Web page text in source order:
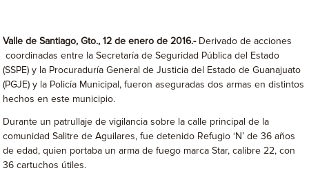
Valle de Santiago, Gto., 12 de enero de 2016.-Derivado de acciones
coordinadas entre la Secretaría de Seguridad Pública del Estado
(SSPE) y la Procuraduría General de Justicia del Estado de Guanajuato
(PGJE) y la Policía Municipal, fueron aseguradas dos armas en distintos
hechos en este municipio.
Durante un patrullaje de vigilancia sobre la calle principal de la
comunidad Salitre de Aguilares, fue detenido Refugio ‘N’ de 36 años
de edad, quien portaba un arma de fuego marca Star, calibre 22, con
36 cartuchos útiles.